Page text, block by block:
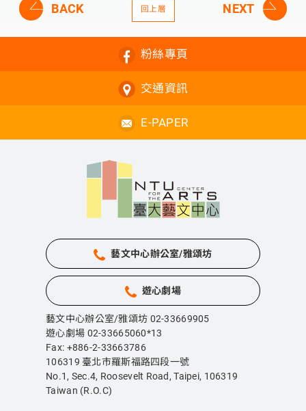
BACK 回上層 NEXT
粉絲專頁
交通資訊
E-PAPER
藝文中心辦公室/雅頌坊
遊心劇場
藝文中心辦公室/雅頌坊 02-33669905
遊心劇場 02-33665060*13
Fax: +886-2-33663786
106319 臺北市羅斯福路四段一號
No.1, Sec.4, Roosevelt Road, Taipei, 106319
Taiwan (R.O.C)